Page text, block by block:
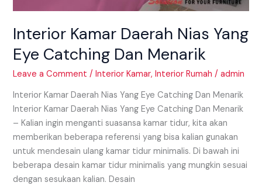
Interior Kamar Daerah Nias Yang
Eye Catching Dan Menarik
Leave a Comment /Interior Kamar,Interior Rumah /admin
Interior Kamar Daerah Nias Yang Eye Catching Dan Menarik
Interior Kamar Daerah Nias Yang Eye Catching Dan Menarik
– Kalian ingin menganti suasansa kamar tidur, kita akan
memberikan beberapa referensi yang bisa kalian gunakan
untuk mendesain ulang kamar tidur minimalis. Di bawah ini
beberapa desain kamar tidur minimalis yang mungkin sesuai
dengan sesukaan kalian. Desain